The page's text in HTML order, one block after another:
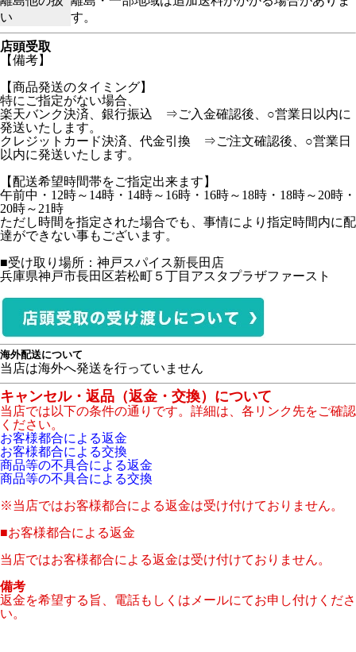
い
す。
店頭受取
【備考】
【商品発送のタイミング】
特にご指定がない場合、
楽天バンク決済、銀行振込 ⇒ご入金確認後、○営業日以内に
発送いたします。
クレジットカード決済、代金引換 ⇒ご注文確認後、○営業日
以内に発送いたします。
【配送希望時間帯をご指定出来ます】
午前中・12時～14時・14時～16時・16時～18時・18時～20時・
20時～21時
ただし時間を指定された場合でも、事情により指定時間内に配
達ができない事もございます。
■受け取り場所：神戸スパイス新長田店
兵庫県神戸市長田区若松町５丁目アスタプラザファースト
海外配送について
当店は海外へ発送を行っていません
キャンセル・返品（返金・交換）について
当店では以下の条件の通りです。詳細は、各リンク先をご確認
ください。
お客様都合による返金
お客様都合による交換
商品等の不具合による返金
商品等の不具合による交換
※当店ではお客様都合による返金は受け付けておりません。
■お客様都合による返金
当店ではお客様都合による返金は受け付けておりません。
備考
返金を希望する旨、電話もしくはメールにてお申し付けくださ
い。